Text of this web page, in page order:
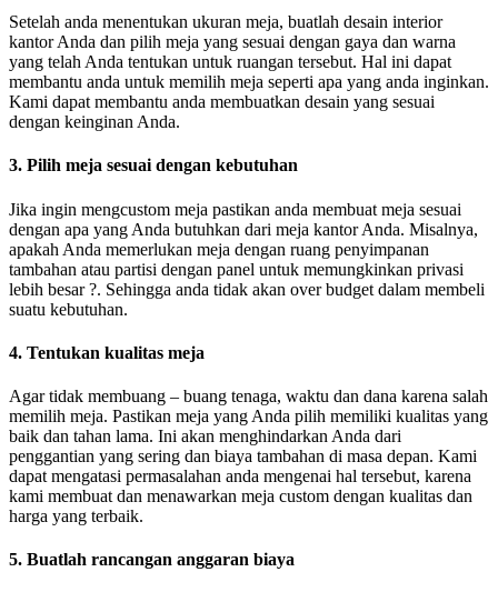
Setelah anda menentukan ukuran meja, buatlah desain interior
kantor Anda dan pilih meja yang sesuai dengan gaya dan warna
yang telah Anda tentukan untuk ruangan tersebut. Hal ini dapat
membantu anda untuk memilih meja seperti apa yang anda inginkan.
Kami dapat membantu anda membuatkan desain yang sesuai
dengan keinginan Anda.
3. Pilih meja sesuai dengan kebutuhan
Jika ingin mengcustom meja pastikan anda membuat meja sesuai
dengan apa yang Anda butuhkan dari meja kantor Anda. Misalnya,
apakah Anda memerlukan meja dengan ruang penyimpanan
tambahan atau partisi dengan panel untuk memungkinkan privasi
lebih besar ?. Sehingga anda tidak akan over budget dalam membeli
suatu kebutuhan.
4. Tentukan kualitas meja
Agar tidak membuang – buang tenaga, waktu dan dana karena salah
memilih meja. Pastikan meja yang Anda pilih memiliki kualitas yang
baik dan tahan lama. Ini akan menghindarkan Anda dari
penggantian yang sering dan biaya tambahan di masa depan. Kami
dapat mengatasi permasalahan anda mengenai hal tersebut, karena
kami membuat dan menawarkan meja custom dengan kualitas dan
harga yang terbaik.
5. Buatlah rancangan anggaran biaya